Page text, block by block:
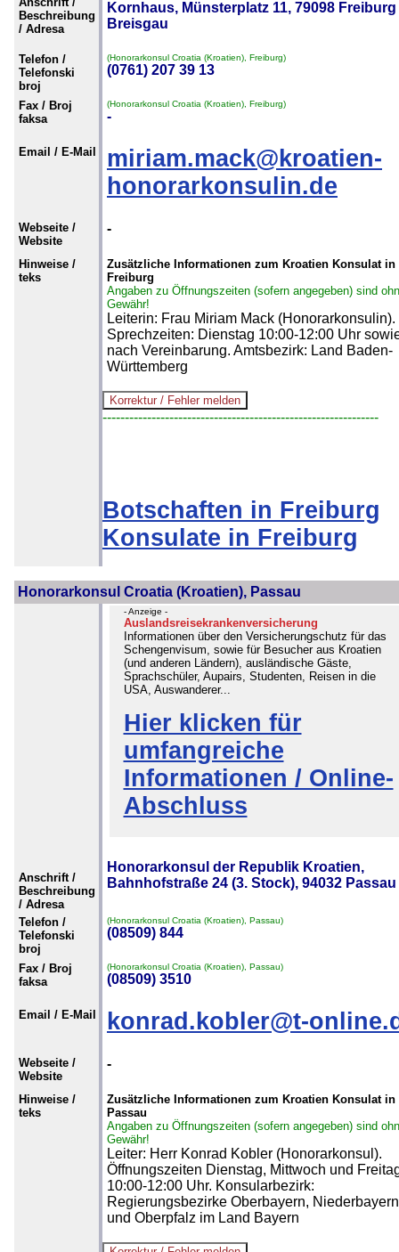
Beschreibung
/ Adresa
Kornhaus, Münsterplatz 11, 79098 Freiburg
Breisgau
Telefon /
Telefonski
broj
(Honorarkonsul Croatia (Kroatien), Freiburg)
(0761) 207 39 13
Fax / Broj
faksa
(Honorarkonsul Croatia (Kroatien), Freiburg)
-
Email / E-Mail
miriam.mack@kroatien-
honorarkonsulin.de
Webseite /
Website
-
Hinweise /
teks
Zusätzliche Informationen zum Kroatien Konsulat in
Freiburg
Angaben zu Öffnungszeiten (sofern angegeben) sind
Gewähr!
Leiterin: Frau Miriam Mack (Honorarkonsulin).
Sprechzeiten: Dienstag 10:00-12:00 Uhr
nach Vereinbarung. Amtsbezirk: Land Baden-
Württemberg
--------------------------------------------------------------
Botschaften in Freiburg
Konsulate in Freiburg
Honorarkonsul Croatia (Kroatien), Passau
- Anzeige -
Auslandsreisekrankenversicherung
Informationen über den Versicherungschutz für das
Schengenvisum, sowie für Besucher aus Kroatien
(und anderen Ländern), ausländische Gäste,
Sprachschüler, Aupairs, Studenten, Reisen in die
USA, Auswanderer...
Hier klicken für
umfangreiche
Informationen / Online-
Abschluss
Anschrift /
Beschreibung
/ Adresa
Honorarkonsul der Republik Kroatien,
Bahnhofstraße 24 (3. Stock), 94032 Passau
Telefon /
Telefonski
broj
(Honorarkonsul Croatia (Kroatien), Passau)
(08509) 844
Fax / Broj
faksa
(Honorarkonsul Croatia (Kroatien), Passau)
(08509) 3510
Email / E-Mail konrad.kobler@t-
Webseite /
Website
-
Hinweise /
teks
Zusätzliche Informationen zum Kroatien Konsulat in
Passau
Angaben zu Öffnungszeiten (sofern angegeben) sind
Gewähr!
Leiter: Herr Konrad Kobler (Honorarkonsul).
Öffnungszeiten Dienstag, Mittwoch und
10:00-12:00 Uhr. Konsularbezirk:
Regierungsbezirke Oberbayern, Niederbayern
und Oberpfalz im Land Bayern